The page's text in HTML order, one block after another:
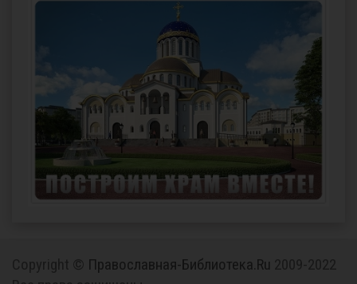
Православная-Библиотека.Ru